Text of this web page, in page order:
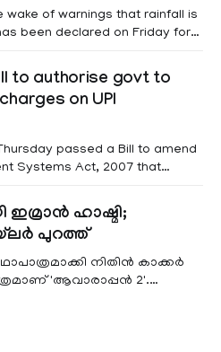
wake of warnings that rainfall is
been declared on Friday for
districts. Meanwhile, a
Thursday for Kottayam,
Pathanamtitta and Idukki districts. Following a red alert on
to authorise govt to
on UPI
passed a Bill to amend
Systems Act, 2007 that
on payments through
and other notified
electronic payment modes. The amendment passed by the
ഇമ്രാൻ ഹാഷ്മി;
പുറത്ത്
നിതിൻ കാക്കർ
'ആവാരാപ്പൻ 2'.